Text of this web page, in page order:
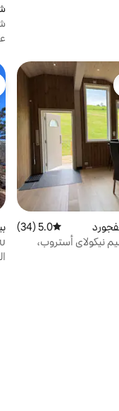
لدى الضيوف
متوسط التقييم 5.0 من 5، 34
5.0 (34)
نيكولاي أستروب،